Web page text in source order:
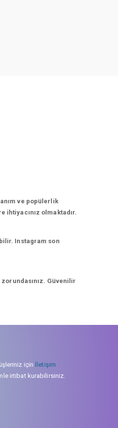
ve popülerlik
olmaktadır.
Instagram son
Güvenilir
için İletişim
irtibat kurabilirsiniz.